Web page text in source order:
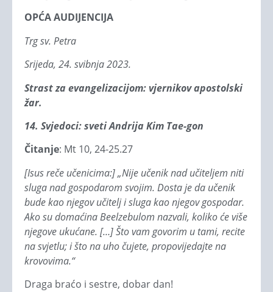
OPĆA AUDIJENCIJA
Trg sv. Petra
Srijeda, 24. svibnja 2023.
Strast za evangelizacijom: vjernikov apostolski
žar.
14. Svjedoci: sveti Andrija Kim Tae-gon
Čitanje: Mt 10, 24-25.27
[Isus reče učenicima:] „Nije učenik nad učiteljem niti
sluga nad gospodarom svojim. Dosta je da učenik
bude kao njegov učitelj i sluga kao njegov gospodar.
Ako su domaćina Beelzebulom nazvali, koliko će više
njegove ukućane. […] Što vam govorim u tami, recite
na svjetlu; i što na uho čujete, propovijedajte na
krovovima.“
Draga braćo i sestre, dobar dan!